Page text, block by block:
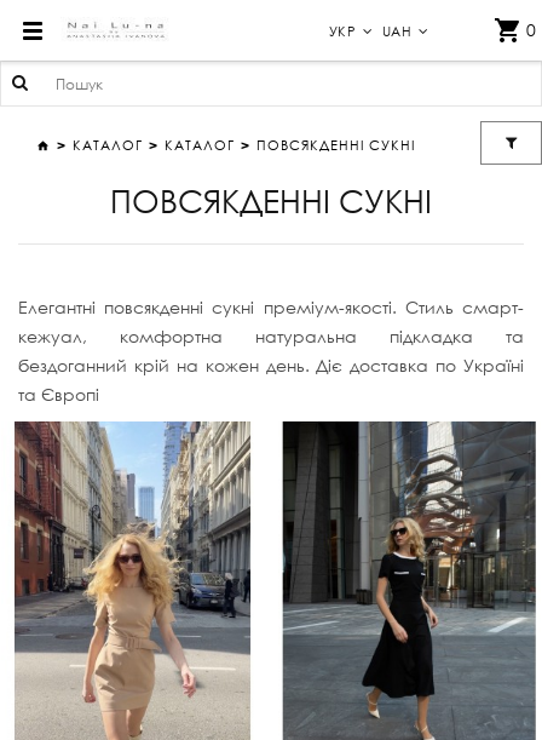
УКР UAH 0
КАТАЛОГ КАТАЛОГ ПОВСЯКДЕННІ СУКНІ
ПОВСЯКДЕННІ СУКНІ
Елегантні повсякденні сукні преміум-якості. Стиль смарт-
кежуал, комфортна натуральна підкладка та
бездоганний крій на кожен день. Діє доставка по Україні
та Європі
КУПИТИ ПОВСЯКДЕННУ СУКНЮ | ЕЛЕГАНТНІ СУКНІ НА КОЖЕН ДЕНЬ NAI LU-NA